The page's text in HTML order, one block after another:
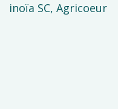
inoïa SC, Agricoeur